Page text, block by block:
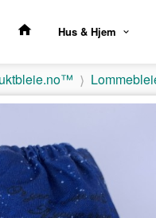
Hus & Hjem